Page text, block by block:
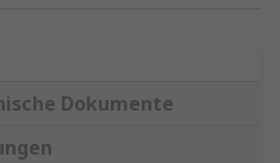
Dokumente